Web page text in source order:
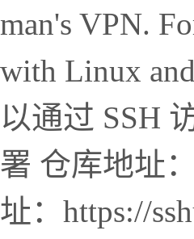
man's VPN.
with Linux
以通过 SSH
署 仓库地址
址：https://